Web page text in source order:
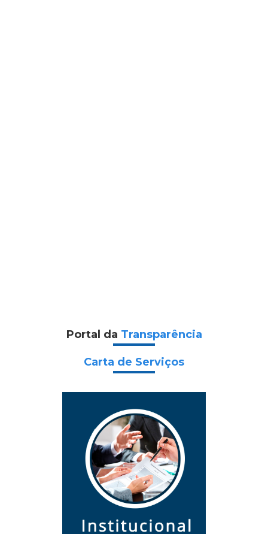
Portal da Transparência
Carta de Serviços